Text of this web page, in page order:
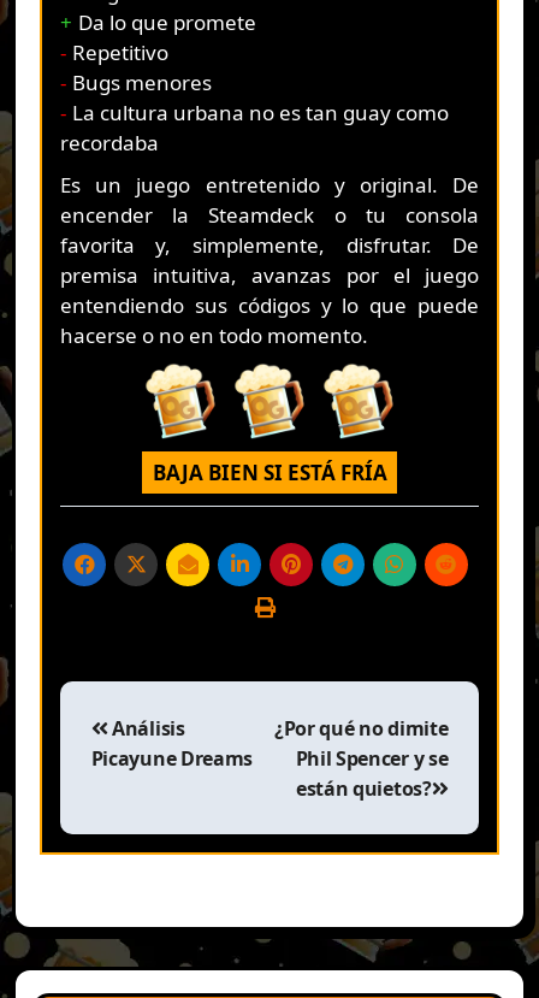
Da lo que promete
Repetitivo
Bugs menores
La cultura urbana no es tan guay como
recordaba
Es un juego entretenido y original. De
encender la Steamdeck o tu consola
favorita y, simplemente, disfrutar. De
premisa intuitiva, avanzas por el juego
entendiendo sus códigos y lo que puede
hacerse o no en todo momento.
BAJA BIEN SI ESTÁ FRÍA
Navegación
entradas
Análisis
Picayune Dreams
¿Por qué no dimite
Phil Spencer y se
están quietos?